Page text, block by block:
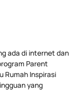
ada di internet dan
Parent
Rumah Inspirasi
yang